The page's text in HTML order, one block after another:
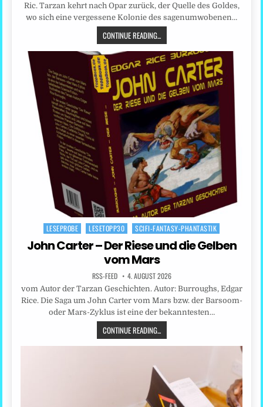
Ric. Tarzan kehrt nach Opar zurück, der Quelle des Goldes,
wo sich eine vergessene Kolonie des sagenumwobenen…
CONTINUE READING...
Posted
in
LESEPROBE LESETOPP30 SCIFI-FANTASY-PHANTASTIK
John Carter – Der Riese und die Gelben
vom Mars
RSS-FEED 4. AUGUST 2026
vom Autor der Tarzan Geschichten. Autor: Burroughs, Edgar
Rice. Die Saga um John Carter vom Mars bzw. der Barsoom-
oder Mars-Zyklus ist eine der bekanntesten…
CONTINUE READING...